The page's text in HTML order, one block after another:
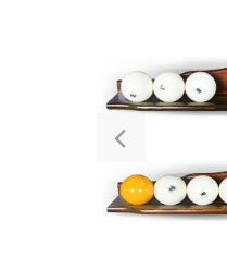
Previous